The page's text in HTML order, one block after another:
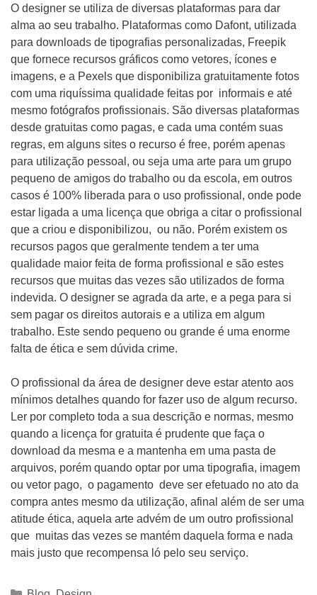
O designer se utiliza de diversas plataformas para dar
alma ao seu trabalho. Plataformas como Dafont, utilizada
para downloads de tipografias personalizadas, Freepik
que fornece recursos gráficos como vetores, ícones e
imagens, e a Pexels que disponibiliza gratuitamente fotos
com uma riquíssima qualidade feitas por informais e até
mesmo fotógrafos profissionais. São diversas plataformas
desde gratuitas como pagas, e cada uma contém suas
regras, em alguns sites o recurso é free, porém apenas
para utilização pessoal, ou seja uma arte para um grupo
pequeno de amigos do trabalho ou da escola, em outros
casos é 100% liberada para o uso profissional, onde pode
estar ligada a uma licença que obriga a citar o profissional
que a criou e disponibilizou, ou não. Porém existem os
recursos pagos que geralmente tendem a ter uma
qualidade maior feita de forma profissional e são estes
recursos que muitas das vezes são utilizados de forma
indevida. O designer se agrada da arte, e a pega para si
sem pagar os direitos autorais e a utiliza em algum
trabalho. Este sendo pequeno ou grande é uma enorme
falta de ética e sem dúvida crime.
O profissional da área de designer deve estar atento aos
mínimos detalhes quando for fazer uso de algum recurso.
Ler por completo toda a sua descrição e normas, mesmo
quando a licença for gratuita é prudente que faça o
download da mesma e a mantenha em uma pasta de
arquivos, porém quando optar por uma tipografia, imagem
ou vetor pago, o pagamento deve ser efetuado no ato da
compra antes mesmo da utilização, afinal além de ser uma
atitude ética, aquela arte advém de um outro profissional
que muitas das vezes se mantém daquela forma e nada
mais justo que recompensa ló pelo seu serviço.
Categorias